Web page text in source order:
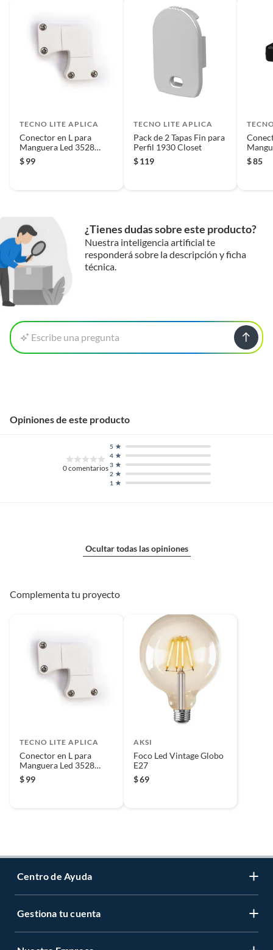
TECNO LITE APLICA
Conector en L para
Manguera Led 3528
SMD
$99
TECNO LITE APLICA
Pack de 2 Tapas Fin para
Perfil 1930 Closet
$ 119
$85
¿Tienes dudas sobre este producto?
Nuestra inteligencia artificial te
responderá sobre la descripción y ficha
técnica.
Escribe una pregunta
Opiniones de este producto
0comentarios
1
2
3
4
5
Ocultar todas las opiniones
Complementa tu proyecto
TECNO LITE APLICA
Conector en L para
Manguera Led 3528
SMD
$99
AKSI
Foco Led Vintage Globo
E27
$69
Centro de Ayuda
Servicio al Cliente
Gestiona tu cuenta